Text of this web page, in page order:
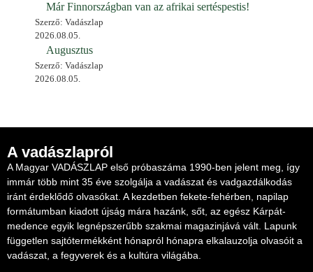
Már Finnországban van az afrikai sertéspestis!
Szerző: Vadászlap
2026.08.05.
Augusztus
Szerző: Vadászlap
2026.08.05.
A vadászlapról
A Magyar VADÁSZLAP első próbaszáma 1990-ben jelent meg, így
immár több mint 35 éve szolgálja a vadászat és vadgazdálkodás
iránt érdeklődő olvasókat. A kezdetben fekete-fehérben, napilap
formátumban kiadott újság mára hazánk, sőt, az egész Kárpát-
medence egyik legnépszerűbb szakmai magazinjává vált. Lapunk
független sajtótermékként hónapról hónapra elkalauzolja olvasóit a
vadászat, a fegyverek és a kultúra világába.